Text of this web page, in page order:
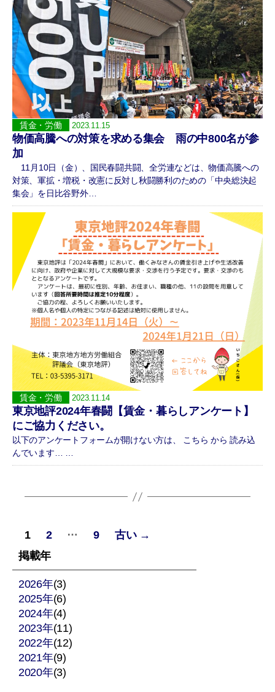
賃金・労働 2023.11.15
物価高騰への対策を求める集会 雨の中800名が参
加
11月10日（金）、国民春闘共闘、全労連などは、物価高騰への
対策、軍拡・増税・改憲に反対し秋闘勝利のための「中央総決起
集会」を日比谷野外…
賃金・労働 2023.11.14
東京地評2024年春闘【賃金・暮らしアンケート】
にご協力ください。
以下のアンケートフォームが開けない方は、 こちら から 読み込
んでいます… …
投
稿
の
ペ
ー
ジ
送
1 2 … 9 古い →
掲載年
2026年(3)
2025年(6)
2024年(4)
2023年(11)
2022年(12)
2021年(9)
2020年(3)